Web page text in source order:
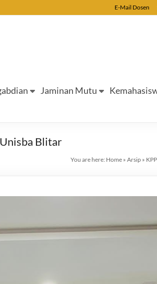
E-Mail Dosen
Jaminan Mutu
Blitar
You are here: Home » Arsip »